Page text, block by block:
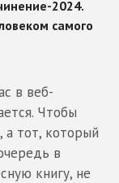
в веб-
Чтобы
тот, который
в
книгу, не